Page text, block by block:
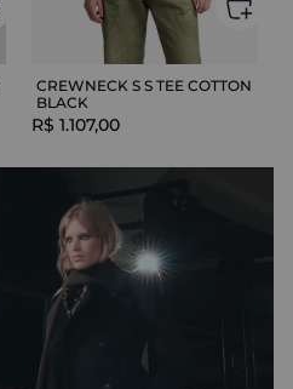
CREWNECK S S TEE COTTON
BLACK
R$ 1.107,00